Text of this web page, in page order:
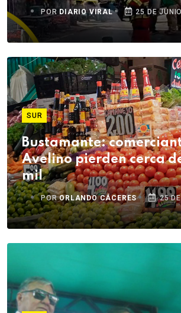
POR DIARIO VIRAL 25 DE
SUR
Bustamante:
Avelino pierden cerca
mil
PORORLANDO CÁCERES 25